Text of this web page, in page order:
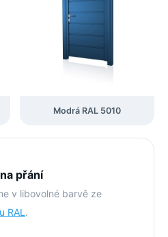
Modrá RAL 5010
přání
v libovolné barvě ze
RAL .